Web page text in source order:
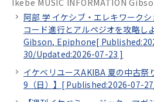
阿部 学 イケシブ・エレキワーク
コード進行とアルペジオを攻略
Gibson, Epiphone[
30/Updated:2026-07-23 ]
イケベリユースAKIBA 夏の中古祭
9（日）】[ Published:2026-07-